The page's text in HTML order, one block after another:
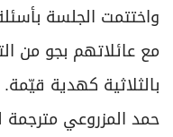
واختتمت الجلسة
مع عائلاتهم بجو من
بالثلاثية كهدية
حمد المزروعي مترجمة